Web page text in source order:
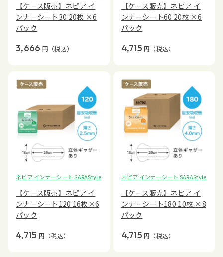
【ケース販売】ネピア イ
ンナーシート30 20枚 ×6
パック
3,666 円 （税込）
【ケース販売】ネピア イ
ンナーシート60 20枚 ×6
パック
4,715 円 （税込）
ネピア インナーシート SARAStyle
【ケース販売】ネピア イ
ンナーシート120 16枚×6
パック
4,715 円 （税込）
ネピア インナーシート SARAStyle
【ケース販売】ネピア イ
ンナーシート180 10枚 ×8
パック
4,715 円 （税込）